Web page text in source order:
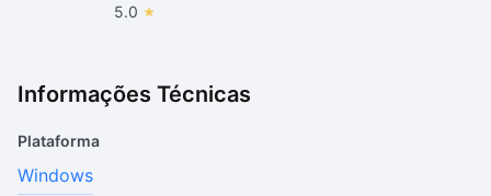
5.0
Informações Técnicas
Plataforma
Windows